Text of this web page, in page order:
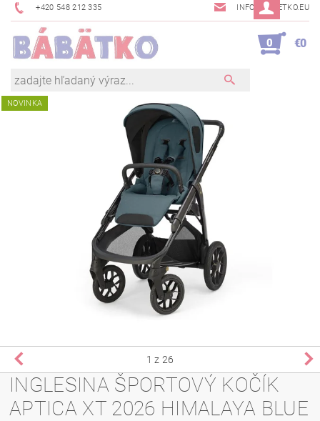
+420 548 212 335 INFO@BABETKO.EU
0 €0
NOVINKA
1 z 26
INGLESINA ŠPORTOVÝ KOČÍK
APTICA XT 2026 HIMALAYA BLUE